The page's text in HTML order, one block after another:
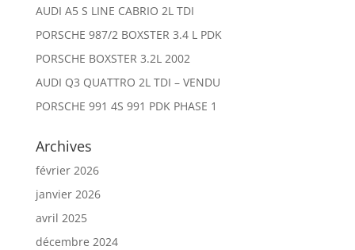
AUDI A5 S LINE CABRIO 2L TDI
PORSCHE 987/2 BOXSTER 3.4 L PDK
PORSCHE BOXSTER 3.2L 2002
AUDI Q3 QUATTRO 2L TDI – VENDU
PORSCHE 991 4S 991 PDK PHASE 1
Archives
février 2026
janvier 2026
avril 2025
décembre 2024